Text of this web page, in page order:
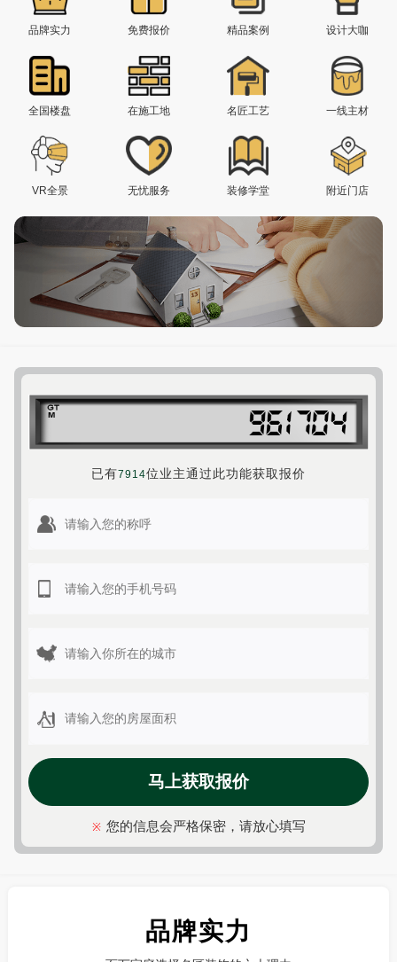
品牌实力 免费报价 精品案例 设计大咖
全国楼盘 在施工地 名匠工艺 一线主材
VR全景 无忧服务 装修学堂 附近门店
已有7914位业主通过此功能获取报价
马上获取报价
※ 您的信息会严格保密，请放心填写
品牌实力